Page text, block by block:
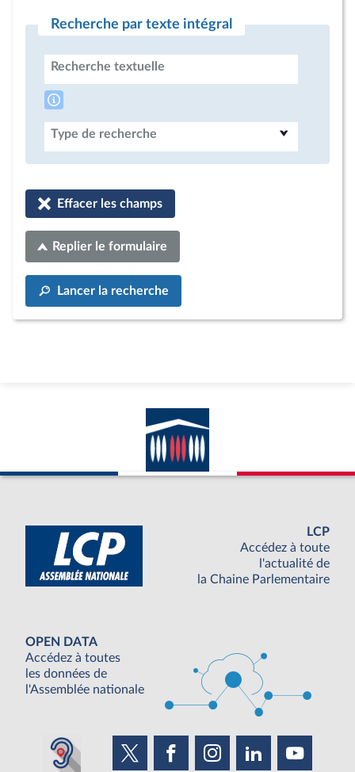
Recherche par texte intégral
Recherche textuelle
Type de recherche
Effacer les champs
Replier le formulaire
Lancer la recherche
LCP
Accédez à toute
l'actualité de
la Chaine Parlementaire
OPEN DATA
Accédez à toutes
les données de
l'Assemblée nationale